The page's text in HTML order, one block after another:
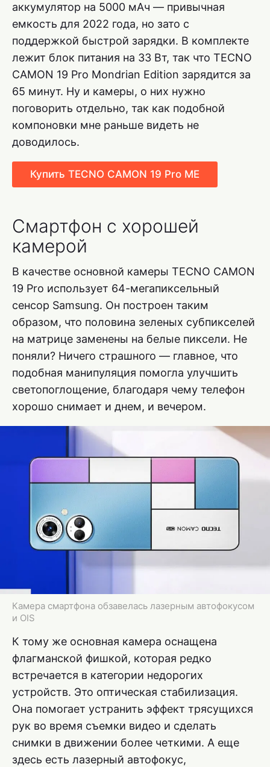
аккумулятор на 5000 мАч — привычная
емкость для 2022 года, но зато с
поддержкой быстрой зарядки. В комплекте
лежит блок питания на 33 Вт, так что TECNO
CAMON 19 Pro Mondrian Edition зарядится за
65 минут. Ну и камеры, о них нужно
поговорить отдельно, так как подобной
компоновки мне раньше видеть не
доводилось.
Купить TECNO CAMON 19 Pro ME
Смартфон с хорошей
камерой
В качестве основной камеры TECNO CAMON
19 Pro использует 64-мегапиксельный
сенсор Samsung. Он построен таким
образом, что половина зеленых субпикселей
на матрице заменены на белые пиксели. Не
поняли? Ничего страшного — главное, что
подобная манипуляция помогла улучшить
светопоглощение, благодаря чему телефон
хорошо снимает и днем, и вечером.
Камера смартфона обзавелась лазерным автофокусом
и OIS
К тому же основная камера оснащена
флагманской фишкой, которая редко
встречается в категории недорогих
устройств. Это оптическая стабилизация.
Она помогает устранить эффект трясущихся
рук во время съемки видео и сделать
снимки в движении более четкими. А еще
здесь есть лазерный автофокус,